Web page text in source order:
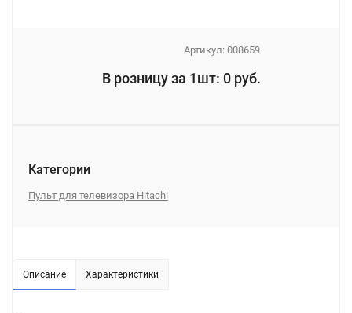
Артикул: 008659
В розницу за 1шт: 0 руб.
Категории
Пульт для телевизора Hitachi
Описание Характеристики